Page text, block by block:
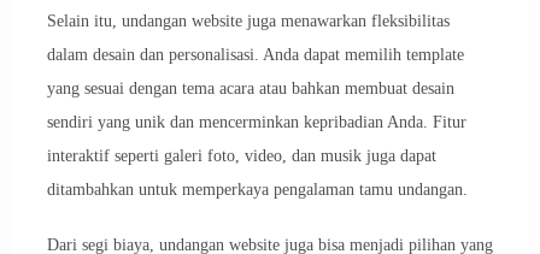
Selain itu, undangan website juga menawarkan fleksibilitas
dalam desain dan personalisasi. Anda dapat memilih template
yang sesuai dengan tema acara atau bahkan membuat desain
sendiri yang unik dan mencerminkan kepribadian Anda. Fitur
interaktif seperti galeri foto, video, dan musik juga dapat
ditambahkan untuk memperkaya pengalaman tamu undangan.
Dari segi biaya, undangan website juga bisa menjadi pilihan yang